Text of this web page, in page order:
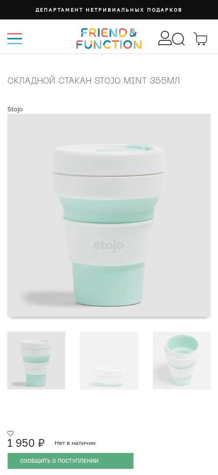
ДЕПАРТАМЕНТ НЕТРИВИАЛЬНЫХ ПОДАРКОВ
СКЛАДНОЙ СТАКАН STOJO MINT 355МЛ
Stojo
1 950 ₽ Нет в наличии
СООБЩИТЬ О ПОСТУПЛЕНИИ